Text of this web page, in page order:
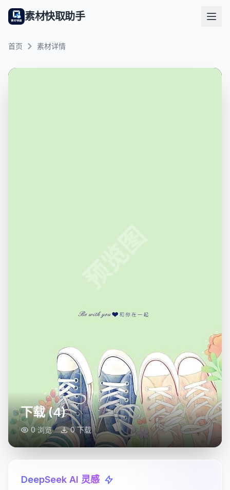
素材快取助手
首页 素材详情
下载 (4)
0 浏览 0 下载
DeepSeek AI 灵感